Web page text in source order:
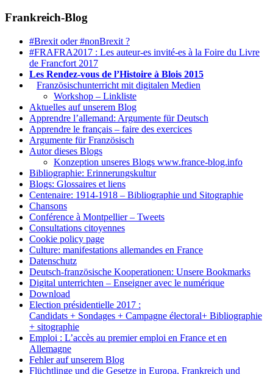
Frankreich-Blog
#Brexit oder #nonBrexit ?
#FRAFRA2017 : Les auteur-es invité-es à la Foire du Livre
de Francfort 2017
Les Rendez-vous de l’Histoire à Blois 2015
Französischunterricht mit digitalen Medien
Workshop – Linkliste
Aktuelles auf unserem Blog
Apprendre l’allemand: Argumente für Deutsch
Apprendre le français – faire des exercices
Argumente für Französisch
Autor dieses Blogs
Konzeption unseres Blogs www.france-blog.info
Bibliographie: Erinnerungskultur
Blogs: Glossaires et liens
Centenaire: 1914-1918 – Bibliographie und Sitographie
Chansons
Conférence à Montpellier – Tweets
Consultations citoyennes
Cookie policy page
Culture: manifestations allemandes en France
Datenschutz
Deutsch-französische Kooperationen: Unsere Bookmarks
Digital unterrichten – Enseigner avec le numérique
Download
Election présidentielle 2017 :
Candidats + Sondages + Campagne électoral+ Bibliographie
+ sitographie
Emploi : L’accès au premier emploi en France et en
Allemagne
Fehler auf unserem Blog
Flüchtlinge und die Gesetze in Europa, Frankreich und